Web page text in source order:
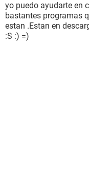
yo puedo ayudarte en
bastantes programas
estan .Estan en
:S :) =)